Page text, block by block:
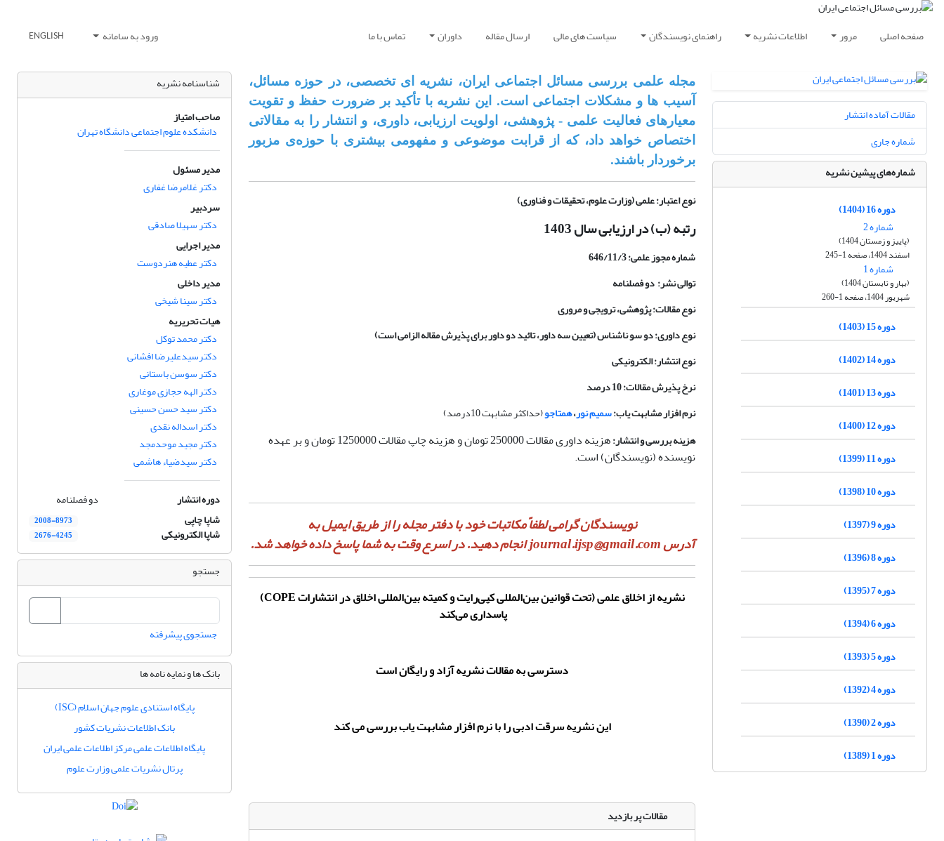
صفحه اصلی مرور اطلاعات نشریه راهنمای نویسندگان سیاست های مالی ارسال مقاله داوران تماس با ما ورود به سامانه ENGLISH
مقالات آماده انتشار
شماره جاری
شماره‌های پیشین نشریه
دوره 16 (1404)
شماره 2
(پاییز و زمستان 1404)
اسفند 1404، صفحه 1-245
شماره 1
(بهار و تابستان 1404)
شهریور 1404، صفحه 1-260
دوره 15 (1403)
دوره 14 (1402)
دوره 13 (1401)
دوره 12 (1400)
دوره 11 (1399)
دوره 10 (1398)
دوره 9 (1397)
دوره 8 (1396)
دوره 7 (1395)
دوره 6 (1394)
دوره 5 (1393)
دوره 4 (1392)
دوره 2 (1390)
دوره 1 (1389)
مجله­ علمی بررسی مسائل اجتماعی ایران، نشریه ای تخصصی، در حوزه­ مسائل،
آسیب‏ ها و مشکلات اجتماعی است. این نشریه با تأکید بر ضرورت حفظ و تقویت
معیارهای فعالیت علمی - پژوهشی، اولویت ارزیابی، داوری، و انتشار را به مقالاتی
اختصاص خواهد داد، که از قرابت موضوعی و مفهومی بیشتری با حوزه‌ی مزبور
برخوردار باشند.
نوع اعتبار: علمی (وزارت علوم، تحقیقات و فناوری)
رتبه (ب) در ارزیابی سال 1403
شماره مجوز علمی: 646/11/3
توالی نشر: دو فصلنامه
نوع مقالات: پژوهشی، ترویجی و مروری
نوع داوری: دو سو ناشناس (تعیین سه داور، تائید دو داور برای پذیرش مقاله الزامی است)
نوع انتشار: الکترونیکی
نرخ پذیرش مقالات: 10 درصد
نرم افزار مشابهت یاب:سمیم نور،همتاجو(حداکثر مشابهت 10درصد)
هزینه بررسی و انتشار:
هزینه داوری مقالات 250000 تومان و هزینه چاپ مقالات 1250000 تومان و بر عهده
نویسنده (نویسندگان) است.
نویسندگان گرامی لطفاً مکاتبات خود با دفتر مجله را از طریق ایمیل به
آدرسjournal.ijsp@gmail.comانجام دهید. در اسرع وقت به شما پاسخ داده خواهد شد.
نشریه از اخلاق علمی (تحت قوانین بین‌المللی کپی‌رایت و کمیته بین‌المللی اخلاق در انتشاراتCOPE
)
پاسداری می‌کند
دسترسی به مقالات نشریه آزاد و رایگان است
این نشریه سرقت ادبی را با نرم افزار مشابهت یاب بررسی می کند
مقالات پر بازدید
شناسنامه نشریه
صاحب امتیاز
دانشکده علوم اجتماعی دانشگاه تهران
مدیر مسئول
دکتر غلامرضا غفاری
سردبیر
دکتر سهیلا صادقی
مدیر اجرایی
دکتر عطیه هنردوست
مدیر داخلی
دکتر سینا شیخی
هیات تحریریه
دکتر محمد توکل
دکترسیدعلیرضا افشانی
دکتر سوسن باستانی
دکتر الهه حجازی موغاری
دکتر سید حسن حسینی
دکتر اسداله نقدی
دکتر مجید موحدمجد
دکتر سیدضیاء هاشمی
دوره انتشار
دو فصلنامه
شاپا چاپی
2008-8973
شاپا الکترونیکی 2676-4245
جستجو
جستجوی پیشرفته
بانک ها و نمایه نامه ها
پایگاه استنادی علوم جهان اسلام (ISC)
بانک اطلاعات نشریات کشور
پایگاه اطلاعات علمی مرکز اطلاعات علمی ایران
پرتال نشریات علمی وزارت علوم